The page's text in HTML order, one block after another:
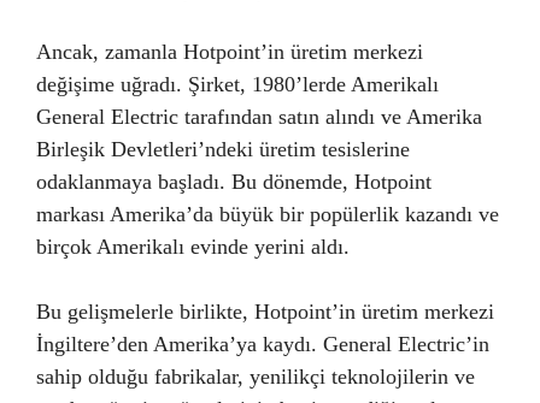
Ancak, zamanla Hotpoint’in üretim merkezi
değişime uğradı. Şirket, 1980’lerde Amerikalı
General Electric tarafından satın alındı ve Amerika
Birleşik Devletleri’ndeki üretim tesislerine
odaklanmaya başladı. Bu dönemde, Hotpoint
markası Amerika’da büyük bir popülerlik kazandı ve
birçok Amerikalı evinde yerini aldı.
Bu gelişmelerle birlikte, Hotpoint’in üretim merkezi
İngiltere’den Amerika’ya kaydı. General Electric’in
sahip olduğu fabrikalar, yenilikçi teknolojilerin ve